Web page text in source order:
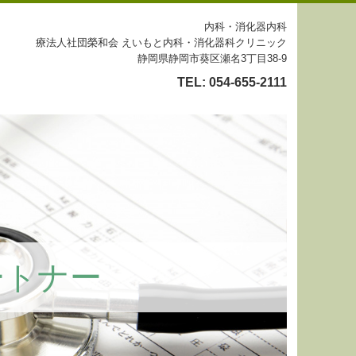
内科・消化器内科
療法人社団榮和会 えいもと内科・消化器科クリニック
静岡県静岡市葵区瀬名3丁目38-9
TEL: 054-655-2111
ナー